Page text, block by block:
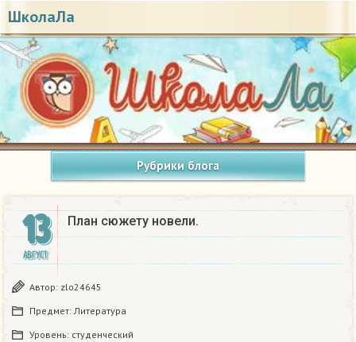
ШколаЛа
Рубрики блога
13
АВГУСТ
План сюжету новели. ​
Автор: zlo24645
Предмет: Литература
Уровень: студенческий